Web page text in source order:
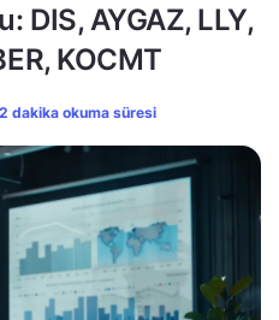
DIS, AYGAZ, LLY,
KOCMT
dakika okuma süresi